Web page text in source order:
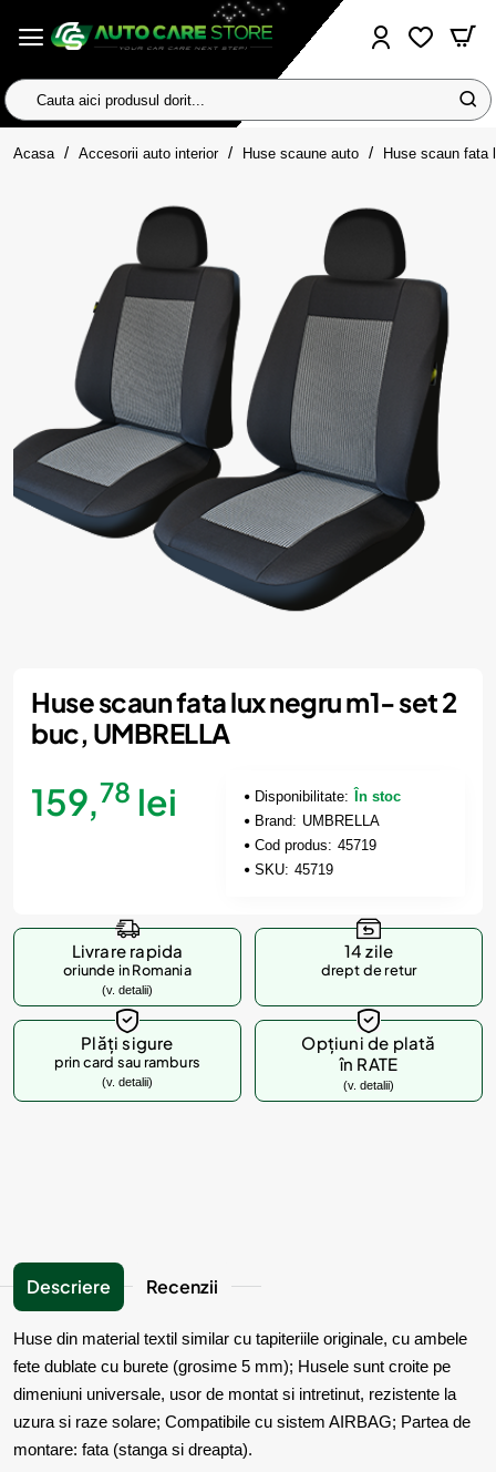
Cauta
aici
produsul
Acasa homeAccesorii auto interior Huse scaune auto Huse scaun fata
Huse scaun fata lux negru m1- set 2
buc, UMBRELLA
159,78 lei Disponibilitate:
În stoc
Brand: UMBRELLA
Cod produs: 45719
SKU: 45719
Livrare rapida
oriunde in Romania
(v. detalii)
14 zile
drept de retur
Plăți sigure
prin card sau ramburs
(v. detalii)
Opțiuni de plată
în RATE
(v. detalii)
Descriere Recenzii
Huse din material textil similar cu tapiteriile originale, cu ambele
fete dublate cu burete (grosime 5 mm); Husele sunt croite pe
dimeniuni universale, usor de montat si intretinut, rezistente la
uzura si raze solare; Compatibile cu sistem AIRBAG; Partea de
montare: fata (stanga si dreapta).